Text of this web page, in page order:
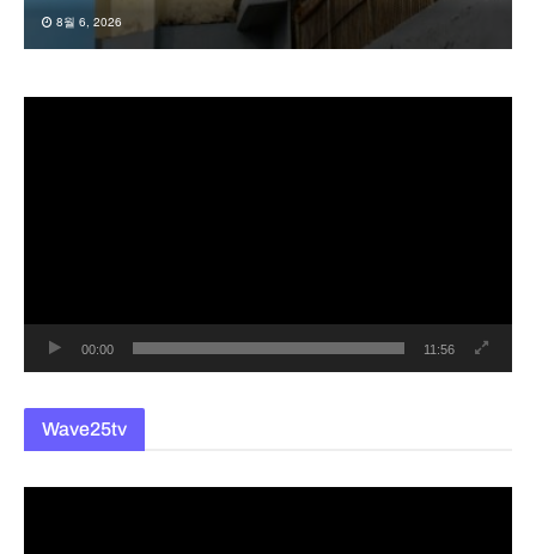
8월 6, 2026
00:00 11:56
Wave25tv